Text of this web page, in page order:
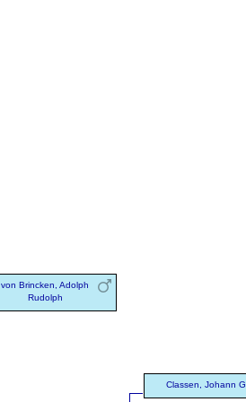
von Brincken, Adolph
Rudolph
Classen, Johann